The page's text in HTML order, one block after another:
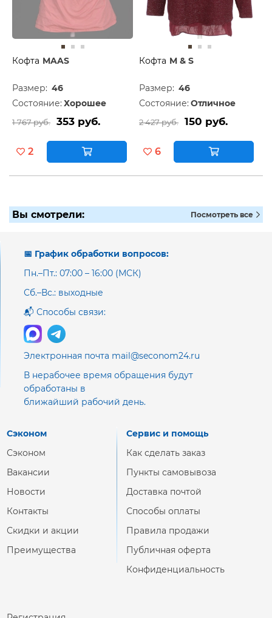
Кофта MAAS
Размер: 46
Состояние: Хорошее
1 767 руб. 353 руб.
2
Кофта M & S
Размер: 46
Состояние: Отличное
2 427 руб. 150 руб.
6
Вы смотрели: Посмотреть все
📅 График обработки вопросов:
Пн.–Пт.: 07:00 – 16:00 (МСК)
Сб.–Вс.: выходные
📬 Способы связи:
Электронная почта mail@seconom24.ru
В нерабочее время обращения будут
обработаны в
ближайший рабочий день.
Сэконом
Сэконом
Вакансии
Новости
Контакты
Скидки и акции
Преимущества
Сервис и помощь
Как сделать заказ
Пункты самовывоза
Доставка почтой
Способы оплаты
Правила продажи
Публичная оферта
Конфиденциальность